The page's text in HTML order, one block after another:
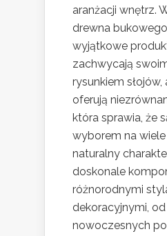
aranżacji wnętrz.
drewna
wyjątkowe
zachwycają
rysunkiem słojów,
oferują
która sprawia, że
wyborem na wiele
naturalny
doskonale
różnorodnymi
dekoracyjnymi, od
nowoczesnych